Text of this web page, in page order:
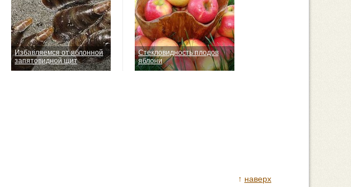
Избавляемся от яблонной
запятовидной щит
Стекловидность плодов
яблони
↑ наверх